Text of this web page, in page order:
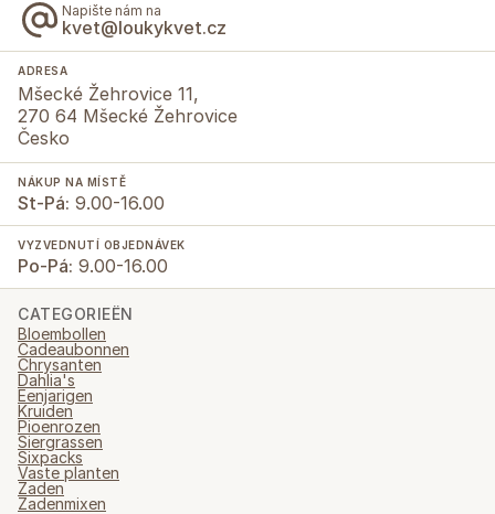
Napište nám na
kvet@loukykvet.cz
ADRESA
Mšecké Žehrovice 11,
270 64 Mšecké Žehrovice
Česko
NÁKUP NA MÍSTĚ
St-Pá: 9.00-16.00
VYZVEDNUTÍ OBJEDNÁVEK
Po-Pá: 9.00-16.00
CATEGORIEËN
Bloembollen
Cadeaubonnen
Chrysanten
Dahlia's
Eenjarigen
Kruiden
Pioenrozen
Siergrassen
Sixpacks
Vaste planten
Zaden
Zadenmixen